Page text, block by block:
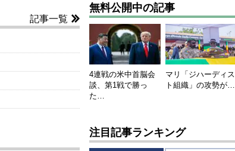
記事一覧
無料公開中の記事
4連戦の米中首脳会
談、第1戦で勝っ
た…
マリ「ジハーディス
ト組織」の攻勢が…
注目記事ランキング